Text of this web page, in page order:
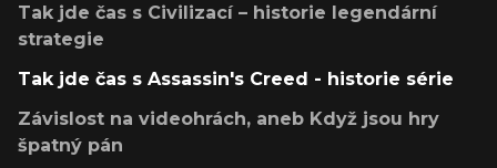
Tak jde čas s Civilizací – historie legendární
strategie
Tak jde čas s Assassin's Creed - historie série
Závislost na videohrách, aneb Když jsou hry
špatný pán